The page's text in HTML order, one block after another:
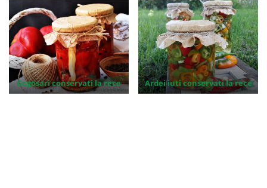
Gogosari conservati la rece Ardei iuti conservati la rece